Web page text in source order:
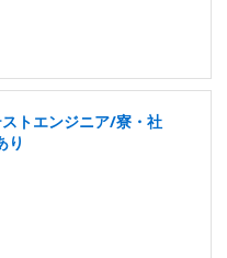
トエンジニア/寮・社
り